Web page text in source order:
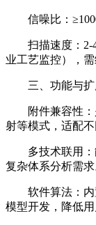
信噪比：
扫描速度：2-4
业工艺监控），
三、功能与扩
附件兼容性：
射等模式，适配不
多技术联用：
复杂体系分析需求
软件算法：内
模型开发，降低用